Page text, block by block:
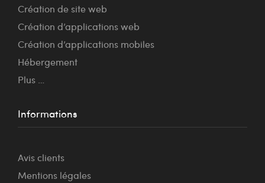
Création de site web
Création d’applications web
Création d’applications mobiles
Hébergement
Plus …
Informations
Avis clients
Mentions légales